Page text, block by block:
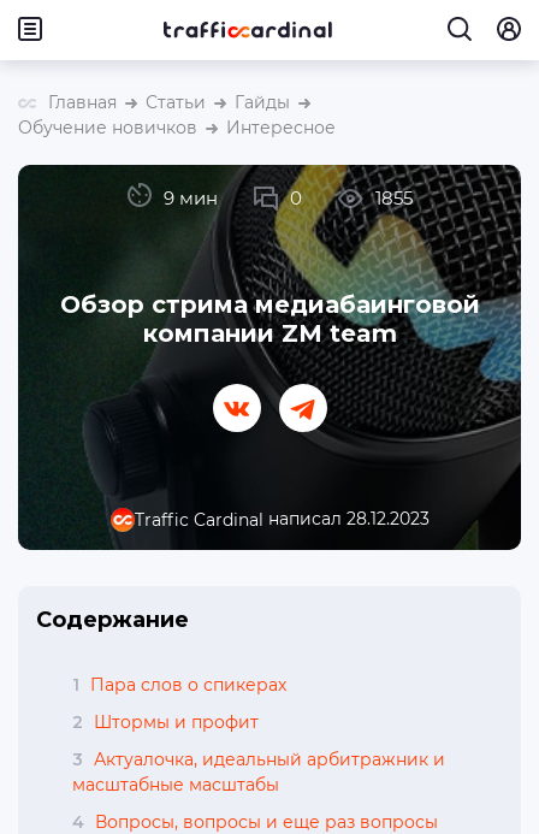
Главная Статьи
Гайды
Обучение новичков
Интересное
Traffic Cardinal написал 28.12.2023
Обзор стрима медиабаинговой
компании ZM team
9 мин 0 1855
Содержание
1
Пара слов о спикерах
2
Штормы и профит
3 Актуалочка, идеальный арбитражник и
масштабные масштабы
4 Вопросы, вопросы и еще раз вопросы